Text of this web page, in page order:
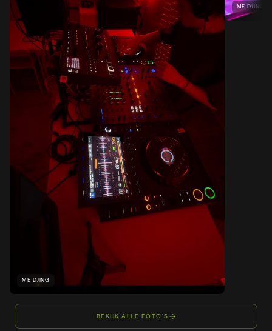
ME DJING
ME DJING
BEKIJK ALLE FOTO'S